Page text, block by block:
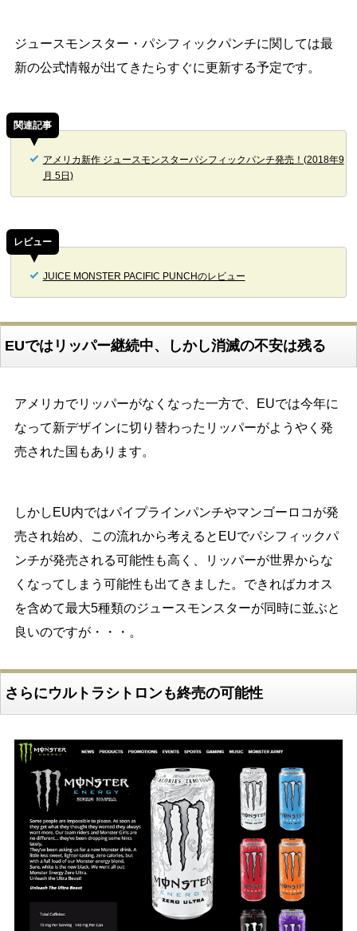
ジュースモンスター・パシフィックパンチに関しては最
新の公式情報が出てきたらすぐに更新する予定です。
関連記事
アメリカ新作 ジュースモンスターパシフィックパンチ発売！(2018年9
月 5日)
レビュー
JUICE MONSTER PACIFIC PUNCHのレビュー
EUではリッパー継続中、しかし消滅の不安は残る
アメリカでリッパーがなくなった一方で、EUでは今年に
なって新デザインに切り替わったリッパーがようやく発
売された国もあります。
しかしEU内ではパイプラインパンチやマンゴーロコが発
売され始め、この流れから考えるとEUでパシフィックパ
ンチが発売される可能性も高く、リッパーが世界からな
くなってしまう可能性も出てきました。できればカオス
を含めて最大5種類のジュースモンスターが同時に並ぶと
良いのですが・・・。
さらにウルトラシトロンも終売の可能性